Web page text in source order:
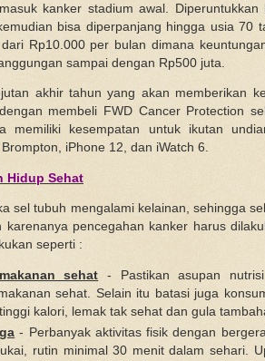
kanker stadium awal. Diperuntukkan
bisa diperpanjang hingga usia 70
Rp10.000 per bulan dimana
sampai dengan Rp500 juta.
akhir tahun yang akan memberikan
membeli FWD Cancer Protection
memiliki kesempatan untuk ikutan
iPhone 12, dan iWatch 6.
Hidup Sehat
sel tubuh mengalami kelainan, sehingga
pencegahan kanker harus
seperti :
sehat - Pastikan asupan
sehat. Selain itu batasi juga
kalori, lemak tak sehat dan gula
- Perbanyak aktivitas fisik dengan
rutin minimal 30 menit dalam sehari.